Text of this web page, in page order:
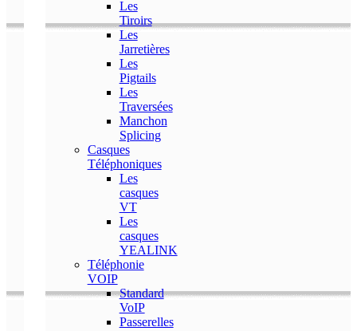
Les
Tiroirs
Les
Jarretières
Les
Pigtails
Les
Traversées
Manchon
Splicing
Casques
Téléphoniques
Les
casques
VT
Les
casques
YEALINK
Téléphonie
VOIP
Standard
VoIP
Passerelles